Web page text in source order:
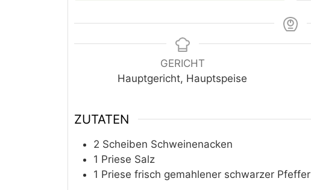
GERICHT
Hauptgericht, Hauptspeise
ZUTATEN
2 Scheiben Schweinenacken
1 Priese Salz
1 Priese frisch gemahlener schwarzer Pfeffer